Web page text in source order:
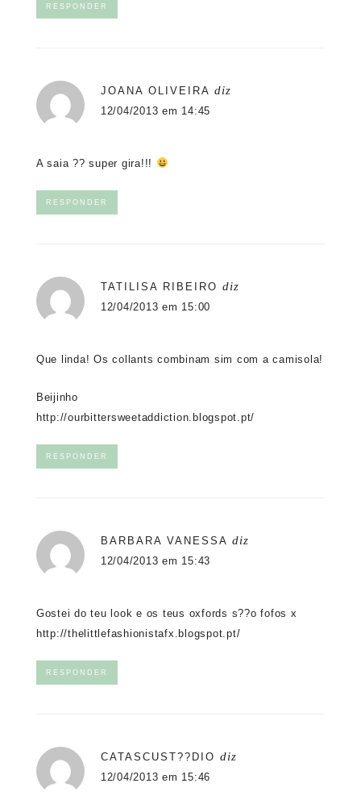
RESPONDER
JOANA OLIVEIRA diz
12/04/2013 em 14:45
A saia ?? super gira!!!
RESPONDER
TATILISA RIBEIRO diz
12/04/2013 em 15:00
Que linda! Os collants combinam sim com a camisola!
Beijinho
http://ourbittersweetaddiction.blogspot.pt/
RESPONDER
BARBARA VANESSA diz
12/04/2013 em 15:43
Gostei do teu look e os teus oxfords s??o fofos x
http://thelittlefashionistafx.blogspot.pt/
RESPONDER
CATASCUST??DIO diz
12/04/2013 em 15:46